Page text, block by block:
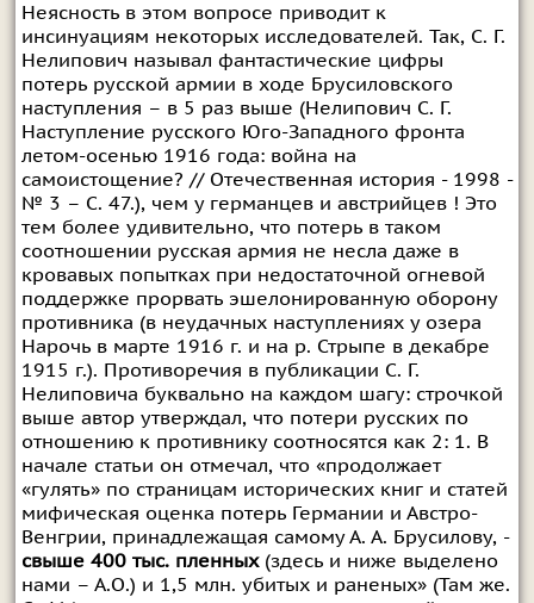
Неясность в этом вопросе приводит к
инсинуациям некоторых исследователей. Так, С. Г.
Нелипович называл фантастические цифры
потерь русской армии в ходе Брусиловского
наступления – в 5 раз выше (Нелипович С. Г.
Наступление русского Юго-Западного фронта
летом-осенью 1916 года: война на
самоистощение? // Отечественная история - 1998 -
№ 3 – С. 47.), чем у германцев и австрийцев ! Это
тем более удивительно, что потерь в таком
соотношении русская армия не несла даже в
кровавых попытках при недостаточной огневой
поддержке прорвать эшелонированную оборону
противника (в неудачных наступлениях у озера
Нарочь в марте 1916 г. и на р. Стрыпе в декабре
1915 г.). Противоречия в публикации С. Г.
Нелиповича буквально на каждом шагу: строчкой
выше автор утверждал, что потери русских по
отношению к противнику соотносятся как 2: 1. В
начале статьи он отмечал, что «продолжает
«гулять» по страницам исторических книг и статей
мифическая оценка потерь Германии и Австро-
Венгрии, принадлежащая самому А. А. Брусилову, -
свыше 400 тыс. пленных(здесь и ниже выделено
нами – А.О.) и 1,5 млн. убитых и раненых» (Там же.